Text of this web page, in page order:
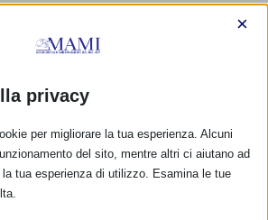
privacy
×
per migliorare la tua esperienza. Alcuni
del sito, mentre altri ci aiutano ad
tua esperienza di utilizzo. Esamina le tue